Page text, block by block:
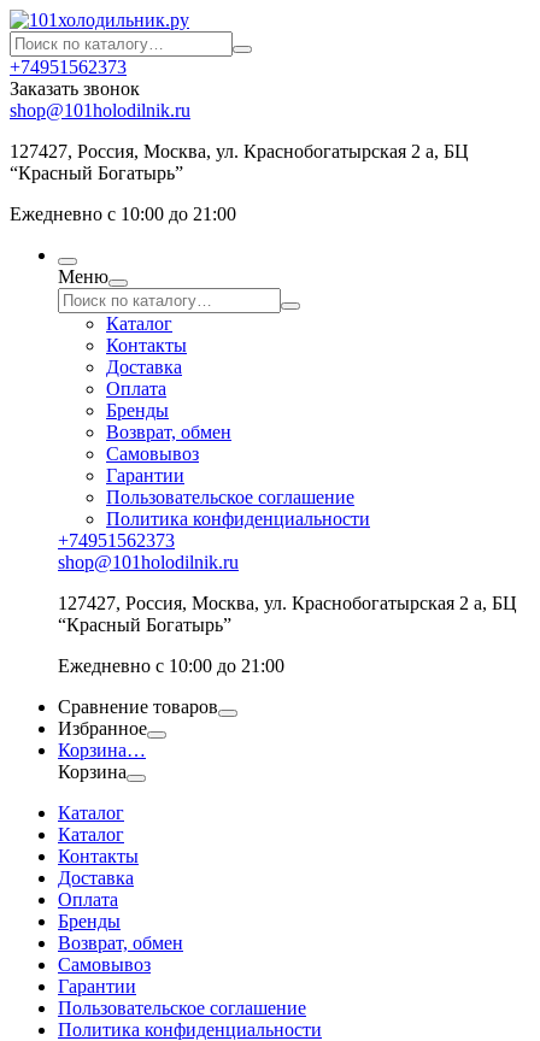
+74951562373
Заказать звонок
shop@101holodilnik.ru
127427, Россия, Москва, ул. Краснобогатырская 2 а, БЦ
“Красный Богатырь”
Ежедневно с 10:00 до 21:00
Меню
Каталог
Контакты
Доставка
Оплата
Бренды
Возврат, обмен
Самовывоз
Гарантии
Пользовательское соглашение
Политика конфиденциальности
+74951562373
shop@101holodilnik.ru
127427, Россия, Москва, ул. Краснобогатырская 2 а, БЦ
“Красный Богатырь”
Ежедневно с 10:00 до 21:00
Сравнение товаров
Избранное
Корзина…
Корзина
Каталог
Каталог
Контакты
Доставка
Оплата
Бренды
Возврат, обмен
Самовывоз
Гарантии
Пользовательское соглашение
Политика конфиденциальности